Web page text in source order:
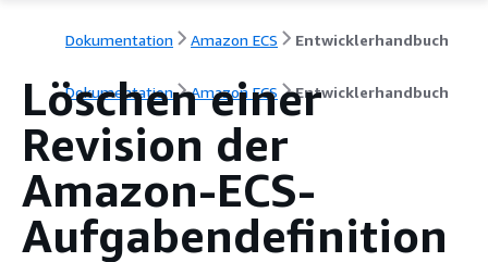
Dokumentation Amazon ECS Entwicklerhandbuch
Dokumentation Amazon ECS Entwicklerhandbuch
Löschen einer
Revision der
Amazon-ECS-
Aufgabendefinition